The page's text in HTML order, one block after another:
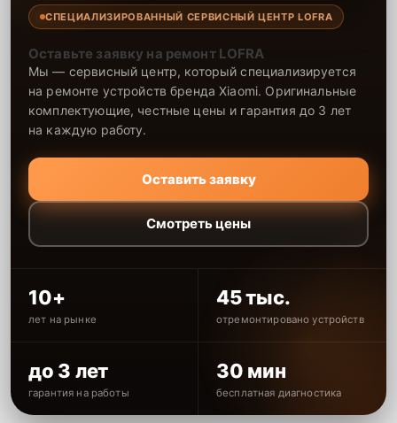
СПЕЦИАЛИЗИРОВАННЫЙ СЕРВИСНЫЙ ЦЕНТР LOFRA
Оставьте заявку на ремонт LOFRA
Мы — сервисный центр, который специализируется
на ремонте устройств бренда Xiaomi. Оригинальные
комплектующие, честные цены и гарантия до 3 лет
на каждую работу.
Оставить заявку
Смотреть цены
10+
лет на рынке
45 тыс.
отремонтировано устройств
до 3 лет
гарантия на работы
30 мин
бесплатная диагностика